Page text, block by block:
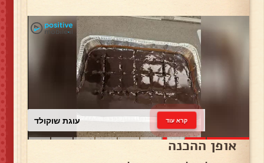
עוגת שוקולד קרא עוד
אופן ההכנה